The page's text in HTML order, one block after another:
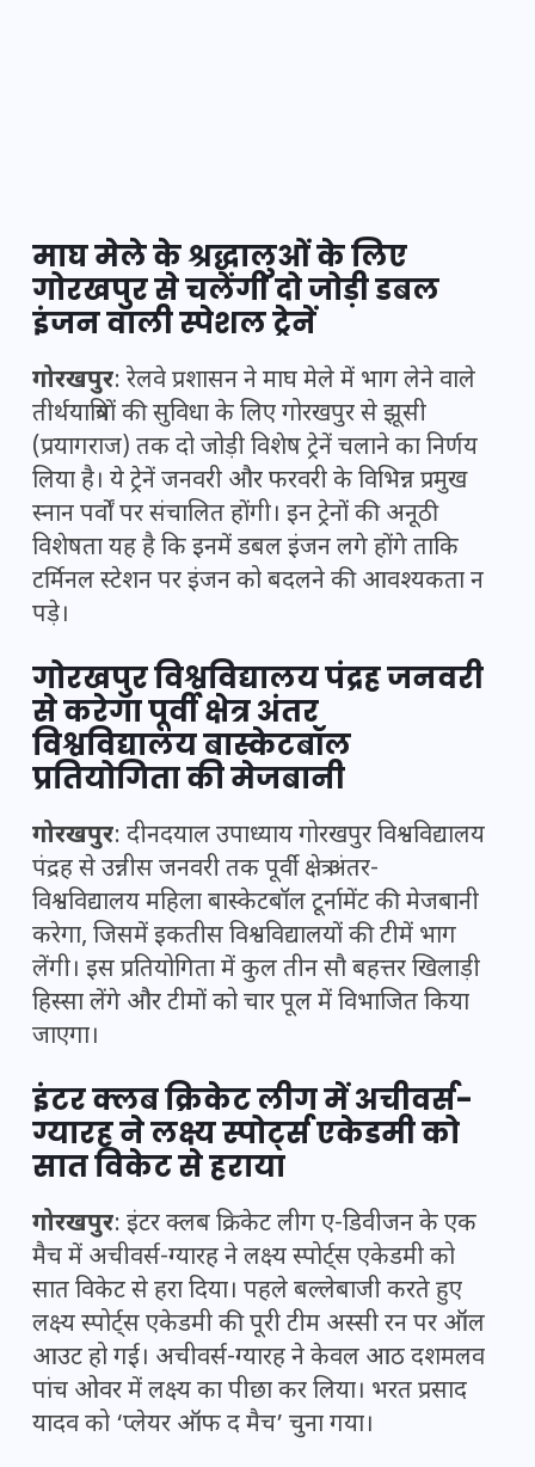
माघ मेले के श्रद्धालुओं के लिए
गोरखपुर से चलेंगी दो जोड़ी डबल
इंजन वाली स्पेशल ट्रेनें
गोरखपुर: रेलवे प्रशासन ने माघ मेले में भाग लेने वाले
तीर्थयात्रियों की सुविधा के लिए गोरखपुर से झूसी
(प्रयागराज) तक दो जोड़ी विशेष ट्रेनें चलाने का निर्णय
लिया है। ये ट्रेनें जनवरी और फरवरी के विभिन्न प्रमुख
स्नान पर्वों पर संचालित होंगी। इन ट्रेनों की अनूठी
विशेषता यह है कि इनमें डबल इंजन लगे होंगे ताकि
टर्मिनल स्टेशन पर इंजन को बदलने की आवश्यकता न
पड़े।
गोरखपुर विश्वविद्यालय पंद्रह जनवरी
से करेगा पूर्वी क्षेत्र अंतर
विश्वविद्यालय बास्केटबॉल
प्रतियोगिता की मेजबानी
गोरखपुर: दीनदयाल उपाध्याय गोरखपुर विश्वविद्यालय
पंद्रह से उन्नीस जनवरी तक पूर्वी क्षेत्र अंतर-
विश्वविद्यालय महिला बास्केटबॉल टूर्नामेंट की मेजबानी
करेगा, जिसमें इकतीस विश्वविद्यालयों की टीमें भाग
लेंगी। इस प्रतियोगिता में कुल तीन सौ बहत्तर खिलाड़ी
हिस्सा लेंगे और टीमों को चार पूल में विभाजित किया
जाएगा।
इंटर क्लब क्रिकेट लीग में अचीवर्स-
ग्यारह ने लक्ष्य स्पोर्ट्स एकेडमी को
सात विकेट से हराया
गोरखपुर: इंटर क्लब क्रिकेट लीग ए-डिवीजन के एक
मैच में अचीवर्स-ग्यारह ने लक्ष्य स्पोर्ट्स एकेडमी को
सात विकेट से हरा दिया। पहले बल्लेबाजी करते हुए
लक्ष्य स्पोर्ट्स एकेडमी की पूरी टीम अस्सी रन पर ऑल
आउट हो गई। अचीवर्स-ग्यारह ने केवल आठ दशमलव
पांच ओवर में लक्ष्य का पीछा कर लिया। भरत प्रसाद
यादव को ‘प्लेयर ऑफ द मैच’ चुना गया।